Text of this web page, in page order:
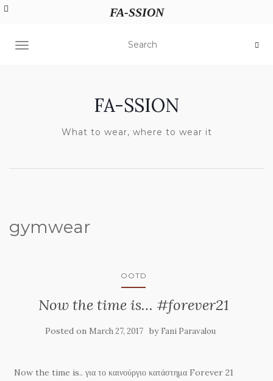
TOGGLE NAVIGATION
FA-SSION
What to wear, where to wear it
gymwear
OOTD
Now the time is… #forever21
Posted on March 27, 2017 by Fani Paravalou
Now the time is.. για το καινούργιο κατάστημα Forever 21
FA-SSION